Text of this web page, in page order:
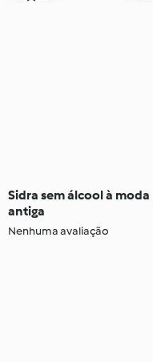
Sidra sem álcool à moda
antiga
Nenhuma avaliação